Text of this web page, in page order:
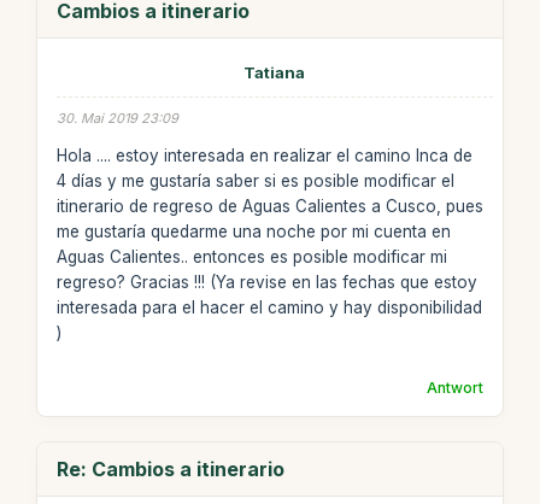
Cambios a itinerario
Tatiana
30. Mai 2019 23:09
Hola .... estoy interesada en realizar el camino Inca de
4 días y me gustaría saber si es posible modificar el
itinerario de regreso de Aguas Calientes a Cusco, pues
me gustaría quedarme una noche por mi cuenta en
Aguas Calientes.. entonces es posible modificar mi
regreso? Gracias !!! (Ya revise en las fechas que estoy
interesada para el hacer el camino y hay disponibilidad
)
Antwort
Re: Cambios a itinerario